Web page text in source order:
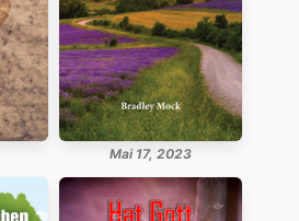
Mai 17, 2023